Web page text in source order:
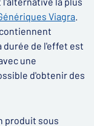
Viagra.
durée de l'effet est
une
d'obtenir des
produit sous